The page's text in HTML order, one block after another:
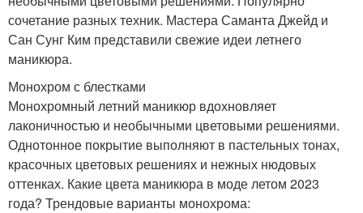
сочетание разных техник. Мастера Саманта Джейд и
Сан Сунг Ким представили свежие идеи летнего
маникюра.
Монохром с блестками
Монохромный летний маникюр вдохновляет
лаконичностью и необычными цветовыми решениями.
Однотонное покрытие выполняют в пастельных тонах,
красочных цветовых решениях и нежных нюдовых
оттенках. Какие цвета маникюра в моде летом 2023
года? Трендовые варианты монохрома: